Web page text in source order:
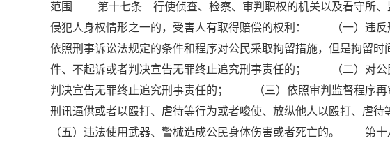
范围 第十七条 行使侦查、检察、审判职权的机关以及看守所、
侵犯人身权情形之一的，受害人有取得赔偿的权利： （一）违反
依照刑事诉讼法规定的条件和程序对公民采取拘留措施，但是拘留
件、不起诉或者判决宣告无罪终止追究刑事责任的； （二）对公
判决宣告无罪终止追究刑事责任的； （三）依照审判监督程序
刑讯逼供或者以殴打、虐待等行为或者唆使、放纵他人以殴打、
（五）违法使用武器、警械造成公民身体伤害或者死亡的。 第